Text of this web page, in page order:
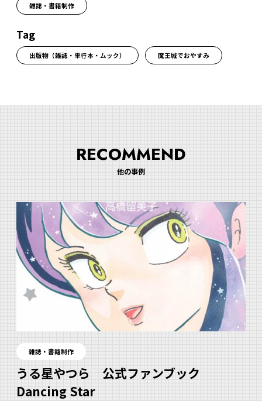
雑誌・書籍制作
Tag
出版物（雑誌・単行本・ムック） 魔王城でおやすみ
RECOMMEND
他の事例
雑誌・書籍制作
うる星やつら 公式ファンブック
Dancing Star